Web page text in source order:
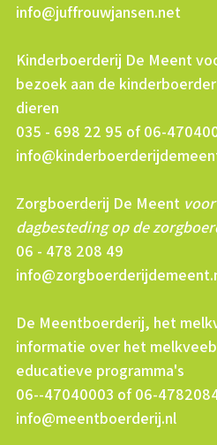
info@juffrouwjansen.net
Kinderboerderij De Meent
bezoek aan de
dieren
035 - 698 22 95 of 06-
Zorgboerderij De Meent
dagbesteding op de
06 - 478 208 49
De Meentboerderij, het
informatie over het
educatieve programma's
06--47040003 of 06-
info@meentboerderij.nl